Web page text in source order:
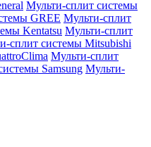
Мульти-сплит системы
GREE Мульти-сплит
Kentatsu Мульти-сплит
сплит системы Mitsubishi
Мульти-сплит
Samsung Мульти-